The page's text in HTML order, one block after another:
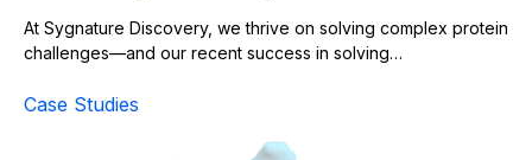
At Sygnature Discovery, we thrive on solving complex protein
challenges—and our recent success in solving…
Case Studies
Delivering Fit-for-Purpose Interleukin for Structural